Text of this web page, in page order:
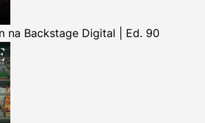
na Backstage Digital | Ed. 90